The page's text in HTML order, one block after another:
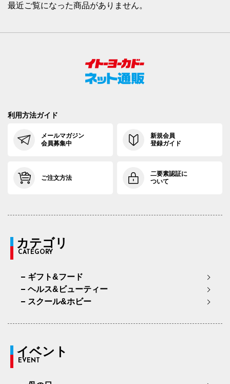
最近ご覧になった商品がありません。
利用方法ガイド
メールマガジン
会員募集中
新規会員
登録ガイド
ご注文方法
二要素認証に
ついて
カテゴリ
CATEGORY
ギフト&フード
ヘルス&ビューティー
スクール&ホビー
イベント
EVENT